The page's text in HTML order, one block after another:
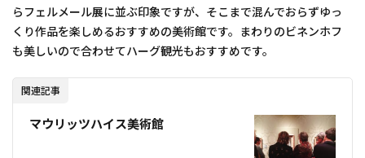
らフェルメール展に並ぶ印象ですが、そこまで混んでおらずゆっ
くり作品を楽しめるおすすめの美術館です。まわりのビネンホフ
も美しいので合わせてハーグ観光もおすすめです。
関連記事
マウリッツハイス美術館